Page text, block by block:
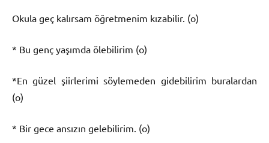
Okula geç kalırsam öğretmenim kızabilir. (o)
* Bu genç yaşımda ölebilirim (o)
*En güzel şiirlerimi söylemeden gidebilirim buralardan
(o)
* Bir gece ansızın gelebilirim. (o)